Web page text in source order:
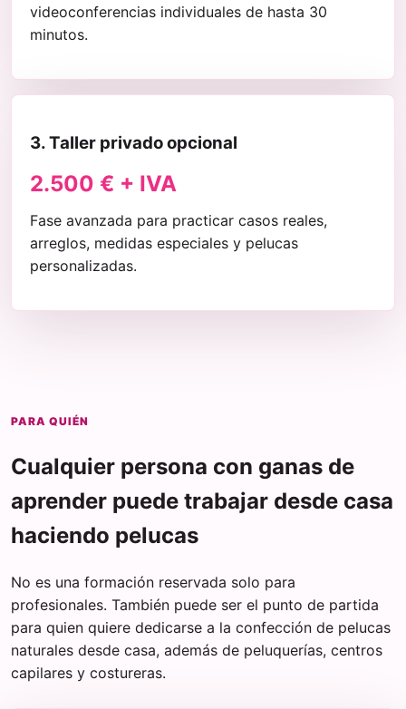
videoconferencias individuales de hasta 30
minutos.
3. Taller privado opcional
2.500 € + IVA
Fase avanzada para practicar casos reales,
arreglos, medidas especiales y pelucas
personalizadas.
PARA QUIÉN
Cualquier persona con ganas de
aprender puede trabajar desde casa
haciendo pelucas
No es una formación reservada solo para
profesionales. También puede ser el punto de partida
para quien quiere dedicarse a la confección de pelucas
naturales desde casa, además de peluquerías, centros
capilares y costureras.